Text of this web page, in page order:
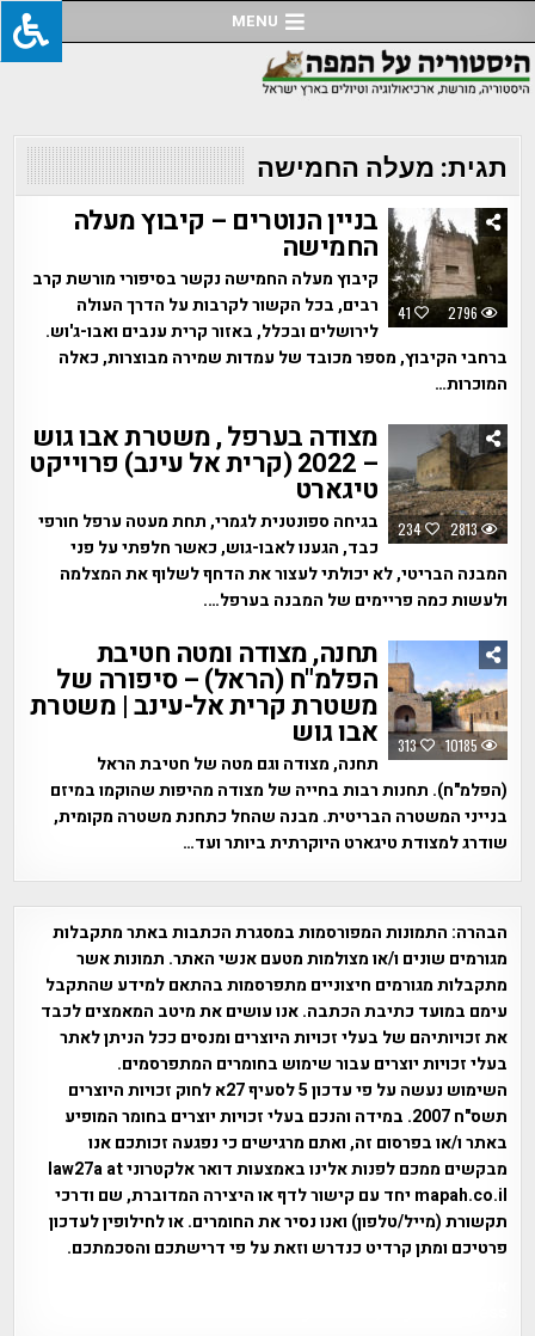
to
content
MENU
תגית: מעלה החמישה
41 2796
בניין הנוטרים – קיבוץ מעלה
החמישה
קיבוץ מעלה החמישה נקשר בסיפורי מורשת קרב
רבים, בכל הקשור לקרבות על הדרך העולה
לירושלים ובכלל, באזור קרית ענבים ואבו-ג'וש.
ברחבי הקיבוץ, מספר מכובד של עמדות שמירה מבוצרות, כאלה
המוכרות…
234 2813
מצודה בערפל , משטרת אבו גוש
– 2022 (קרית אל עינב) פרוייקט
טיגארט
בגיחה ספונטנית לגמרי, תחת מעטה ערפל חורפי
כבד, הגענו לאבו-גוש, כאשר חלפתי על פני
המבנה הבריטי, לא יכולתי לעצור את הדחף לשלוף את המצלמה
ולעשות כמה פריימים של המבנה בערפל….
313 10185
תחנה, מצודה ומטה חטיבת
הפלמ"ח (הראל) – סיפורה של
משטרת קרית אל-עינב | משטרת
אבו גוש
תחנה, מצודה וגם מטה של חטיבת הראל
(הפלמ"ח). תחנות רבות בחייה של מצודה מהיפות שהוקמו במיזם
בנייני המשטרה הבריטית. מבנה שהחל כתחנת משטרה מקומית,
שודרג למצודת טיגארט היוקרתית ביותר ועד…
הבהרה: התמונות המפורסמות במסגרת הכתבות באתר מתקבלות
מגורמים שונים ו/או מצולמות מטעם אנשי האתר. תמונות אשר
מתקבלות מגורמים חיצוניים מתפרסמות בהתאם למידע שהתקבל
עימם במועד כתיבת הכתבה. אנו עושים את מיטב המאמצים לכבד
את זכויותיהם של בעלי זכויות היוצרים ומנסים ככל הניתן לאתר
בעלי זכויות יוצרים עבור שימוש בחומרים המתפרסמים.
השימוש נעשה על פי עדכון 5 לסעיף 27א לחוק זכויות היוצרים
תשס"ח 2007. במידה והנכם בעלי זכויות יוצרים בחומר המופיע
באתר ו/או בפרסום זה, ואתם מרגישים כי נפגעה זכותכם אנו
מבקשים ממכם לפנות אלינו באמצעות דואר אלקטרוני law27a at
mapah.co.il יחד עם קישור לדף או היצירה המדוברת, שם ודרכי
תקשורת (מייל/טלפון) ואנו נסיר את החומרים. או לחילופין לעדכון
פרטיכם ומתן קרדיט כנדרש וזאת על פי דרישתכם והסכמתכם.